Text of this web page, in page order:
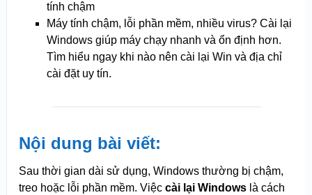
tính chậm
Máy tính chậm, lỗi phần mềm, nhiều virus? Cài lại
Windows giúp máy chạy nhanh và ổn định hơn.
Tìm hiểu ngay khi nào nên cài lại Win và địa chỉ
cài đặt uy tín.
Nội dung bài viết:
Sau thời gian dài sử dụng, Windows thường bị chậm,
treo hoặc lỗi phần mềm. Việc cài lại Windowslà cách